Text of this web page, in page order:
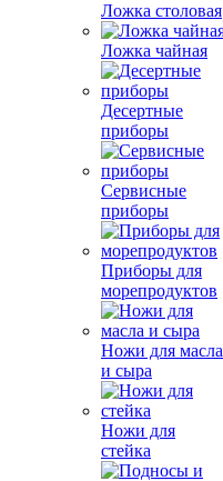
Ложка столовая
Ложка чайная
Десертные
приборы
Сервисные
приборы
Приборы для
морепродуктов
Ножи для масла
и сыра
Ножи для
стейка